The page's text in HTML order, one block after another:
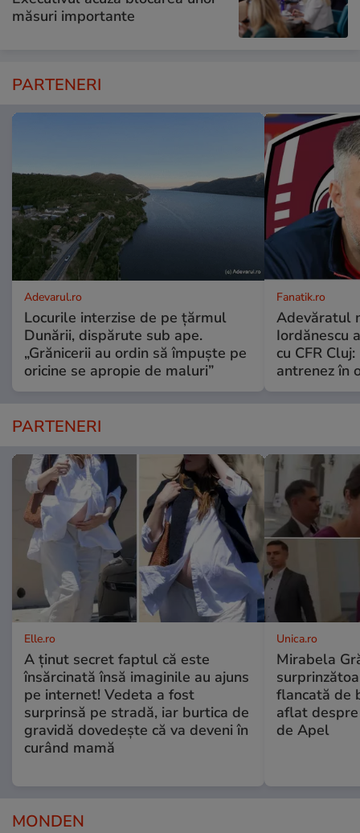
măsuri importante
PARTENERI
Adevarul.ro
Locurile interzise de pe țărmul
Dunării, dispărute sub ape.
„Grănicerii au ordin să împuște pe
oricine se apropie de maluri”
Fanatik.ro
Adevăratul
Iordănescu
cu CFR
antrenez în
PARTENERI
Elle.ro
A ținut secret faptul că este
însărcinată însă imaginile au ajuns
pe internet! Vedeta a fost
surprinsă pe stradă, iar burtica de
gravidă dovedește că va deveni în
curând mamă
Unica.ro
Mirabela
flancată de
aflat
de Apel
MONDEN